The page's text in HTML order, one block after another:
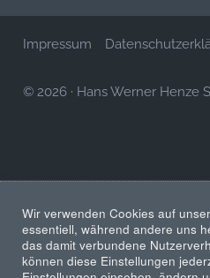
Impressum
© 2026 · Hans Werner Henze
Wir verwenden Cookies auf
essentiell, während andere uns
das damit verbundene
können diese Einstellungen